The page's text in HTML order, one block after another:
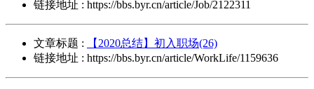
链接地址 : https://bbs.byr.cn/article/Job/2122311
文章标题 :
【2020总结】初入职场(26)
链接地址 : https://bbs.byr.cn/article/WorkLife/1159636